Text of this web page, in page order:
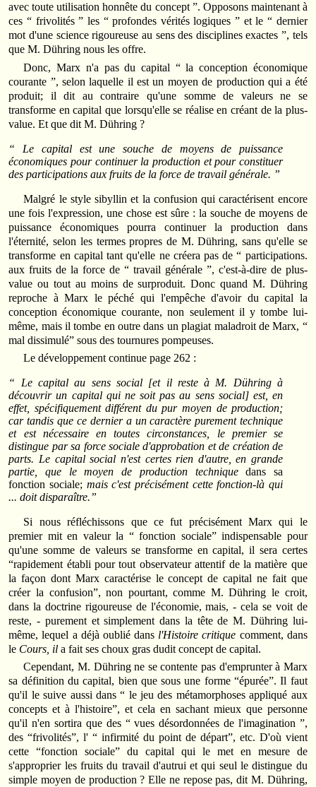
avec toute utilisation honnête du concept ”. Opposons maintenant à
ces “ frivolités ” les “ profondes vérités logiques ” et le “ dernier
mot d'une science rigoureuse au sens des disciplines exactes ”, tels
que M. Dühring nous les offre.
Donc, Marx n'a pas du capital “ la conception économique
courante ”, selon laquelle il est un moyen de production qui a été
produit; il dit au contraire qu'une somme de valeurs ne se
transforme en capital que lorsqu'elle se réalise en créant de la plus-
value. Et que dit M. Dühring ?
“ Le capital est une souche de moyens de puissance
économiques pour continuer la production et pour constituer
des participations aux fruits de la force de travail générale. ”
Malgré le style sibyllin et la confusion qui caractérisent encore
une fois l'expression, une chose est sûre : la souche de moyens de
puissance économiques pourra continuer la production dans
l'éternité, selon les termes propres de M. Dühring, sans qu'elle se
transforme en capital tant qu'elle ne créera pas de “ participations.
aux fruits de la force de “ travail générale ”, c'est-à-dire de plus-
value ou tout au moins de surproduit. Donc quand M. Dühring
reproche à Marx le péché qui l'empêche d'avoir du capital la
conception économique courante, non seulement il y tombe lui-
même, mais il tombe en outre dans un plagiat maladroit de Marx, “
mal dissimulé” sous des tournures pompeuses.
Le développement continue page 262 :
“ Le capital au sens social [et il reste à M. Dühring à
découvrir un capital qui ne soit pas au sens social] est, en
effet, spécifiquement différent du pur moyen de production;
car tandis que ce dernier a un caractère purement technique
et est nécessaire en toutes circonstances, le premier se
distingue par sa force sociale d'approbation et de création de
parts. Le capital social n'est certes rien d'autre, en grande
partie, que le moyen de production techniquedans sa
fonction sociale; mais c'est précisément cette fonction-là qui
... doit disparaître.”
Si nous réfléchissons que ce fut précisément Marx qui le
premier mit en valeur la “ fonction sociale” indispensable pour
qu'une somme de valeurs se transforme en capital, il sera certes
“rapidement établi pour tout observateur attentif de la matière que
la façon dont Marx caractérise le concept de capital ne fait que
créer la confusion”, non pourtant, comme M. Dühring le croit,
dans la doctrine rigoureuse de l'économie, mais, - cela se voit de
reste, - purement et simplement dans la tête de M. Dühring lui-
même, lequel a déjà oublié dans l'Histoire critique comment, dans
le Cours, ila fait ses choux gras dudit concept de capital.
Cependant, M. Dühring ne se contente pas d'emprunter à Marx
sa définition du capital, bien que sous une forme “épurée”. Il faut
qu'il le suive aussi dans “ le jeu des métamorphoses appliqué aux
concepts et à l'histoire”, et cela en sachant mieux que personne
qu'il n'en sortira que des “ vues désordonnées de l'imagination ”,
des “frivolités”, l' “ infirmité du point de départ”, etc. D'où vient
cette “fonction sociale” du capital qui le met en mesure de
s'approprier les fruits du travail d'autrui et qui seul le distingue du
simple moyen de production ? Elle ne repose pas, dit M. Dühring,